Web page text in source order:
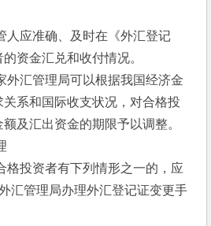
准确、及时在《外汇登记
资金汇兑和收付情况。
管理局可以根据我国经济金
系和国际收支状况，对合格投
及汇出资金的期限予以调整。
资者有下列情形之一的，应
汇管理局办理外汇登记证变更手